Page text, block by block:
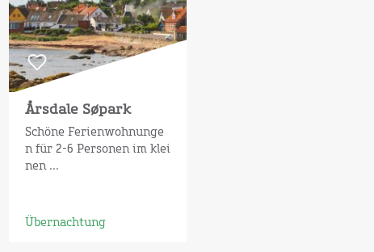
Årsdale Søpark
Schöne Ferienwohnunge
n für 2-6 Personen im klei
nen ...
Übernachtung